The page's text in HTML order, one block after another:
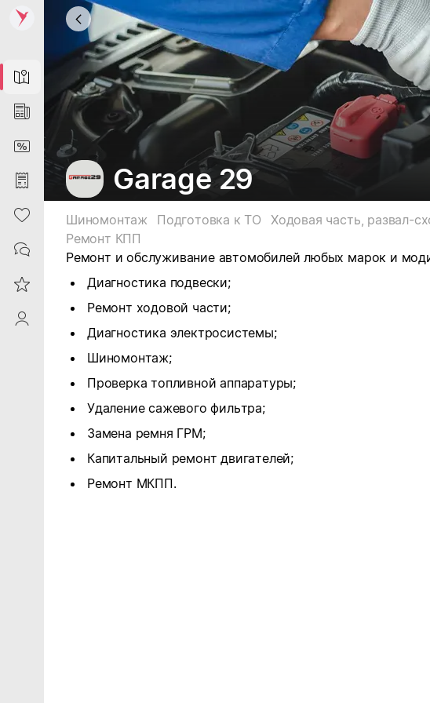
Map
News
DiscountCard
Purchases
Heart
Contacts
Reviews
ProfileSaby
Garage 29
Шиномонтаж Подготовка к ТО Ходовая часть, развал-
Ремонт КПП
Ремонт и обслуживание автомобилей любых марок и
Диагностика подвески;
Ремонт ходовой части;
Диагностика электросистемы;
Шиномонтаж;
Проверка топливной аппаратуры;
Удаление сажевого фильтра;
Замена ремня ГРМ;
Капитальный ремонт двигателей;
Ремонт МКПП.